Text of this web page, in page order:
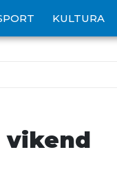
KULTURA
vikend